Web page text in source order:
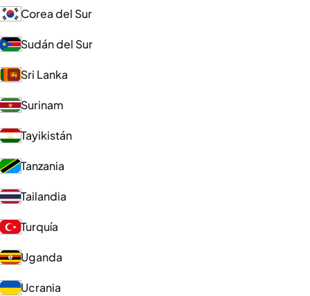
Corea del Sur
Sudán del Sur
Sri Lanka
Surinam
Tayikistán
Tanzania
Tailandia
Turquía
Uganda
Ucrania